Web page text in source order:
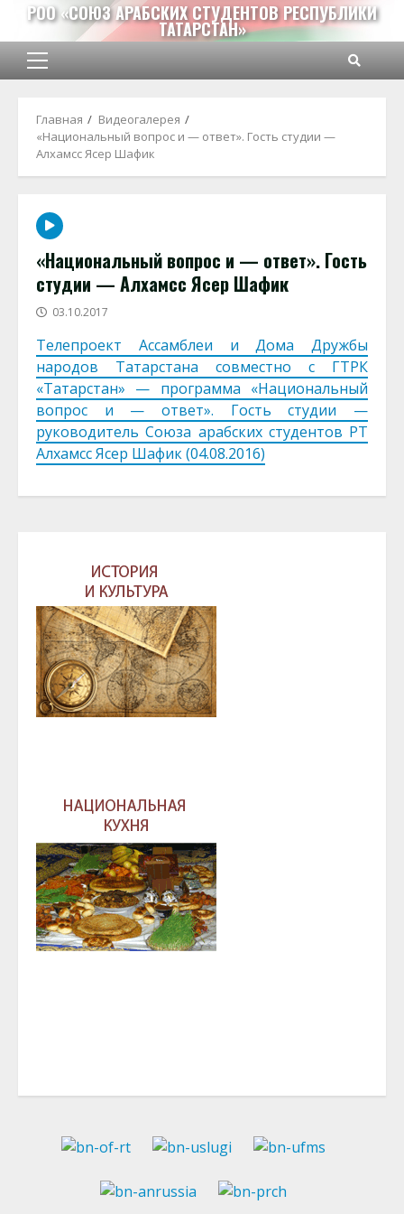
Перейти
содержимому
РОО «СОЮЗ АРАБСКИХ СТУДЕНТОВ РЕСПУБЛИКИ
ТАТАРСТАН»
Основное
Главная
Видеогалерея
«Национальный вопрос и — ответ». Гость студии —
Алхамсс Ясер Шафик
«Национальный вопрос и — ответ». Гость
студии — Алхамсс Ясер Шафик
03.10.2017
Телепроект Ассамблеи и Дома Дружбы
народов Татарстана совместно с ГТРК
«Татарстан» — программа «Национальный
вопрос и — ответ». Гость студии —
руководитель Союза арабских студентов РТ
Алхамсс Ясер Шафик (04.08.2016)